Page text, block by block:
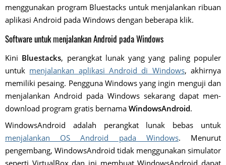
menggunakan program Bluestacks untuk menjalankan ribuan
aplikasi Android pada Windows dengan beberapa klik.
Software untuk menjalankan Android pada Windows
Kini Bluestacks, perangkat lunak yang yang paling populer
untuk menjalankan aplikasi Android di Windows, akhirnya
memiliki pesaing. Pengguna Windows yang ingin menguji dan
menjalankan Android pada Windows sekarang dapat men-
download program gratis bernama WindowsAndroid.
WindowsAndroid adalah perangkat lunak bebas untuk
menjalankan OS Android pada Windows. Menurut
pengembang, WindowsAndroid tidak menggunakan simulator
seperti VirtualBox dan ini membuat WindowsAndroid dapat